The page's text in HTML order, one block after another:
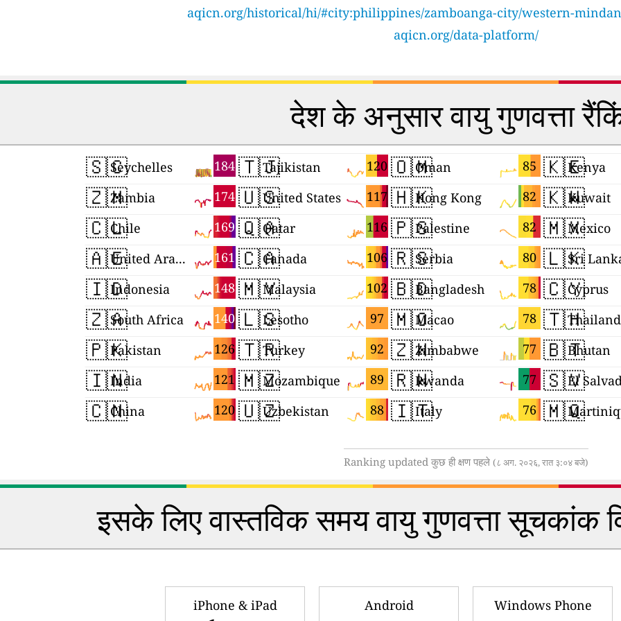
aqicn.org/historical/hi/#city:philippines/zamboanga-city/western-
aqicn.org/data-platform/
देश के अनुसार वायु गुणवत्ता
🇸🇨 184
Seychelles
🇿🇲 174
Zambia
🇨🇱 169
Chile
🇦🇪 161
United Arab Emirates
🇮🇩 148
Indonesia
🇿🇦 140
South Africa
🇵🇰 126
Pakistan
🇮🇳 121
India
🇨🇳 120
China
🇹🇯 120
Tajikistan
🇺🇸 117
United States
🇶🇦 116
Qatar
🇨🇦 106
Canada
🇲🇾 102
Malaysia
🇱🇸 97
Lesotho
🇹🇷 92
Turkey
🇲🇿 89
Mozambique
🇺🇿 88
Uzbekistan
🇴🇲 85
Oman
🇭🇰 82
Hong Kong
🇵🇸 82
Palestine
🇷🇸 80
Serbia
🇧🇩 78
Bangladesh
🇲🇴 78
Macao
🇿🇼 77
Zimbabwe
🇷🇼 77
Rwanda
🇮🇹 76
Italy
🇰🇪Kenya
🇰🇼Kuwait
🇲🇽Mexico
🇱🇰
Sri
🇨🇾Cyprus
🇹🇭Thailand
🇧🇹Bhutan
🇸🇻
El
🇲🇶
Ranking updated कुछ ही क्षण पहले (८ अग. २०२६, रात ३:०४ बजे)
इसके लिए वास्तविक समय वायु गुणवत्ता सूचकांक
iPhone & iPad Android Windows Phone